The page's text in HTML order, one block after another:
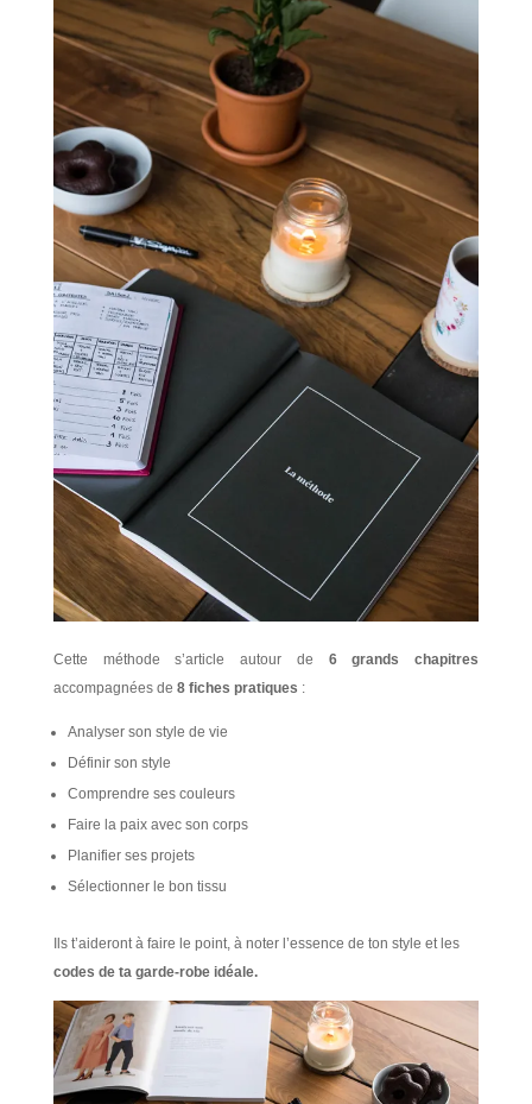
Cette méthode s’article autour de 6 grands chapitres
accompagnées de 8 fiches pratiques :
Analyser son style de vie
Définir son style
Comprendre ses couleurs
Faire la paix avec son corps
Planifier ses projets
Sélectionner le bon tissu
Ils t’aideront à faire le point, à noter l’essence de ton style et les
codes de ta garde-robe idéale.